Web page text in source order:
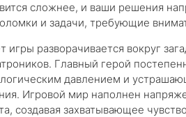
сложнее, и ваши решения
и задачи, требующие
игры разворачивается вокруг
Главный герой
давлением и
Игровой мир наполнен
создавая захватывающее